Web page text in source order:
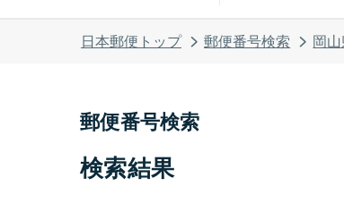
日本郵便トップ 郵便番号検索 岡
郵便番号検索
検索結果